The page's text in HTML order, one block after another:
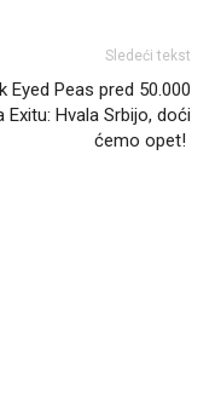
Sledeći tekst
Eyed Peas pred 50.000
Exitu: Hvala Srbijo, doći
ćemo opet!